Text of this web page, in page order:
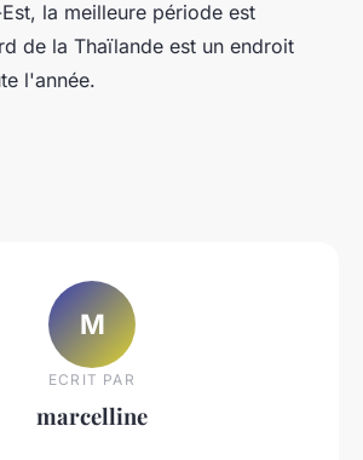
la meilleure période est
de la Thaïlande est un endroit
l'année.
M
ECRIT PAR
marcelline